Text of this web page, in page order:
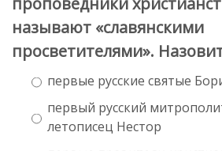
называют «славянскими
просветителями».
первые русские святые
первый русский
летописец Нестор